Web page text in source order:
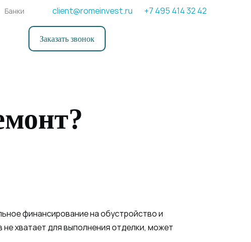
Банки client@romeinvest.ru +7 495 414 32 42
Заказать звонок
финансирование на обустройство и
хватает для выполнения отделки, может